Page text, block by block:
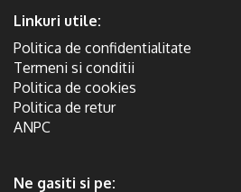
Linkuri utile:
Politica de confidentialitate
Termeni si conditii
Politica de cookies
Politica de retur
ANPC
Ne gasiti si pe: